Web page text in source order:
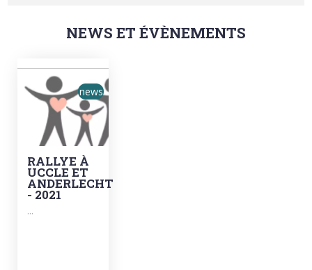
NEWS ET ÉVÈNEMENTS
news
RALLYE À
UCCLE ET
ANDERLECHT
- 2021
...